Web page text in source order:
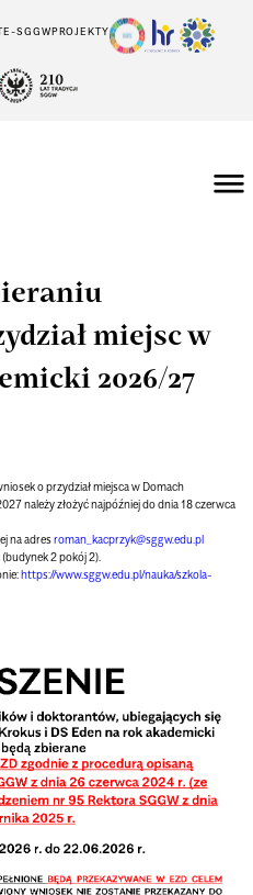
E-SGGWPROJEKTY
miejsc w
2026/27
o przydział miejsca w Domach
należy złożyć najpóźniejdo dnia 18 czerwca
na adresroman_kacprzyk@sggw.edu.pl
2 pokój 2).
https://www.sggw.edu.pl/nauka/szkola-